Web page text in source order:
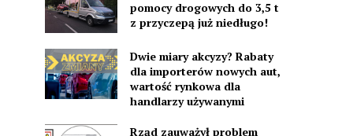
pomocy drogowych do 3,5 t
z przyczepą już niedługo!
Dwie miary akcyzy? Rabaty
dla importerów nowych aut,
wartość rynkowa dla
handlarzy używanymi
Rząd zauważył problem